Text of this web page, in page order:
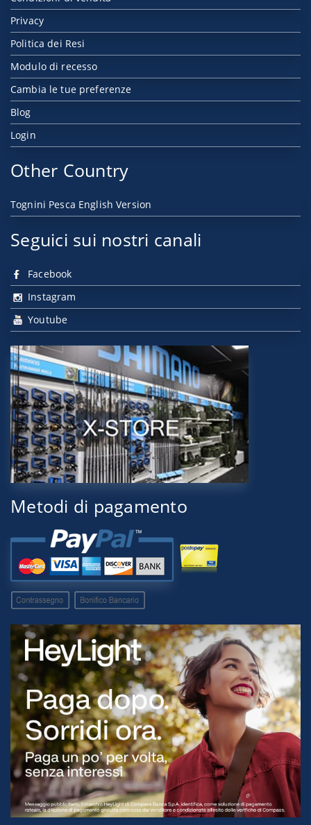
Privacy
Politica dei Resi
Modulo di recesso
Cambia le tue preferenze
Blog
Login
Other Country
Tognini Pesca English Version
Seguici sui nostri canali
Facebook
Instagram
Youtube
Metodi di pagamento